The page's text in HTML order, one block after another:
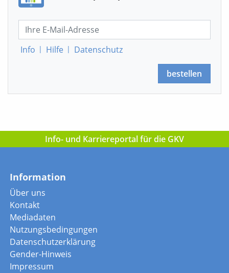
Info | Hilfe | Datenschutz
bestellen
Info- und Karriereportal für die GKV
Information
Über uns
Kontakt
Mediadaten
Nutzungsbedingungen
Datenschutzerklärung
Gender-Hinweis
Impressum